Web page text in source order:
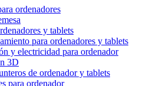
ordenadores
y tablets
para ordenadores y tablets
y electricidad para ordenador
3D
de ordenador y tablets
para ordenador